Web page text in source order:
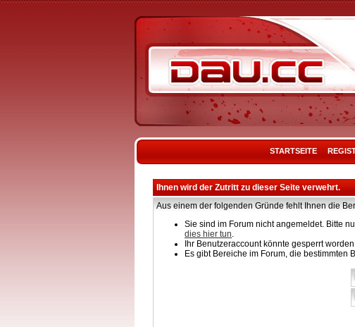
STARTSEITE
Ihnen wird der Zutritt zu dieser Seite verwehrt.
Aus einem der folgenden Gründe fehlt Ihnen die
Sie sind im Forum nicht angemeldet. Bitte
dies hier tun.
Ihr Benutzeraccount könnte gesperrt
Es gibt Bereiche im Forum, die